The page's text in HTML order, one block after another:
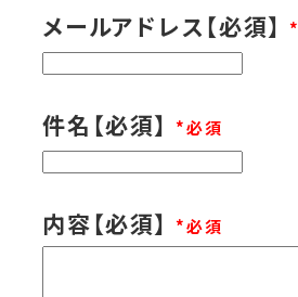
メールアドレス【必須】*
件名【必須】*
内容【必須】*